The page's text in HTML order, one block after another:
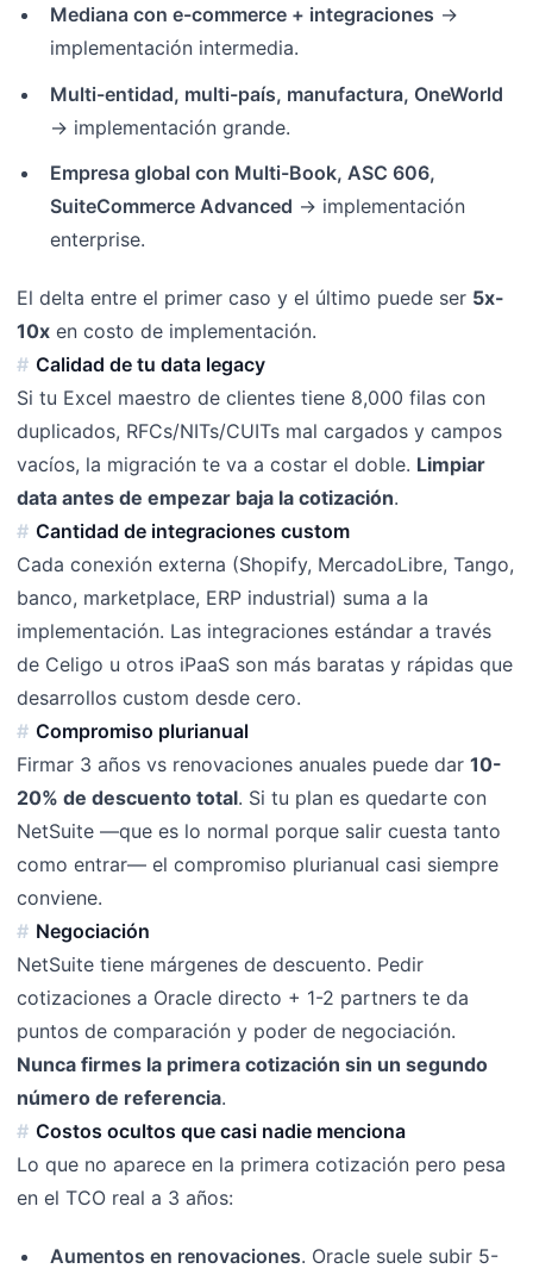
Mediana con e-commerce + integraciones →
implementación intermedia.
Multi-entidad, multi-país, manufactura, OneWorld
→ implementación grande.
Empresa global con Multi-Book, ASC 606,
SuiteCommerce Advanced → implementación
enterprise.
El delta entre el primer caso y el último puede ser 5x-
10x en costo de implementación.
Calidad de tu data legacy
Si tu Excel maestro de clientes tiene 8,000 filas con
duplicados, RFCs/NITs/CUITs mal cargados y campos
vacíos, la migración te va a costar el doble. Limpiar
data antes de empezar baja la cotización.
Cantidad de integraciones custom
Cada conexión externa (Shopify, MercadoLibre, Tango,
banco, marketplace, ERP industrial) suma a la
implementación. Las integraciones estándar a través
de Celigo u otros iPaaS son más baratas y rápidas que
desarrollos custom desde cero.
Compromiso plurianual
Firmar 3 años vs renovaciones anuales puede dar 10-
20% de descuento total. Si tu plan es quedarte con
NetSuite —que es lo normal porque salir cuesta tanto
como entrar— el compromiso plurianual casi siempre
conviene.
Negociación
NetSuite tiene márgenes de descuento. Pedir
cotizaciones a Oracle directo + 1-2 partners te da
puntos de comparación y poder de negociación.
Nunca firmes la primera cotización sin un segundo
número de referencia.
Costos ocultos que casi nadie menciona
Lo que no aparece en la primera cotización pero pesa
en el TCO real a 3 años:
Aumentos en renovaciones. Oracle suele subir 5-